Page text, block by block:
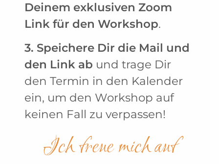
Deinem exklusiven Zoom
Link für den Workshop.
3. Speichere Dir die Mail und
den Link ab und trage Dir
den Termin in den Kalender
ein, um den Workshop auf
keinen Fall zu verpassen!
Ich freue mich auf